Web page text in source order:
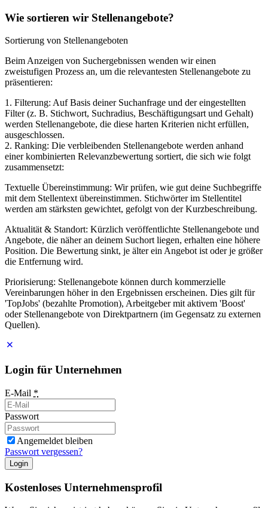
Wie sortieren wir Stellenangebote?
Sortierung von Stellenangeboten
Beim Anzeigen von Suchergebnissen wenden wir einen
zweistufigen Prozess an, um die relevantesten Stellenangebote zu
präsentieren:
1. Filterung: Auf Basis deiner Suchanfrage und der eingestellten
Filter (z. B. Stichwort, Suchradius, Beschäftigungsart und Gehalt)
werden Stellenangebote, die diese harten Kriterien nicht erfüllen,
ausgeschlossen.
2. Ranking: Die verbleibenden Stellenangebote werden anhand
einer kombinierten Relevanzbewertung sortiert, die sich wie folgt
zusammensetzt:
Textuelle Übereinstimmung: Wir prüfen, wie gut deine Suchbegriffe
mit dem Stellentext übereinstimmen. Stichwörter im Stellentitel
werden am stärksten gewichtet, gefolgt von der Kurzbeschreibung.
Aktualität & Standort: Kürzlich veröffentlichte Stellenangebote und
Angebote, die näher an deinem Suchort liegen, erhalten eine höhere
Position. Die Bewertung sinkt, je älter ein Angebot ist oder je größer
die Entfernung wird.
Priorisierung: Stellenangebote können durch kommerzielle
Vereinbarungen höher in den Ergebnissen erscheinen. Dies gilt für
'TopJobs' (bezahlte Promotion), Arbeitgeber mit aktivem 'Boost'
oder Stellenangebote von Direktpartnern (im Gegensatz zu externen
Quellen).
Login für Unternehmen
E-Mail *
Passwort
Angemeldet bleiben
Passwort vergessen?
Login
Kostenloses Unternehmensprofil